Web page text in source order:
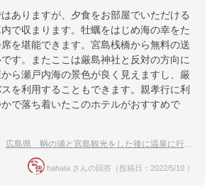
ありますが、夕食をお部屋でいただける
で収まります。牡蠣をはじめ海の幸をた
を堪能できます。宮島桟橋から無料の送
す。またここは厳島神社と反対の方向に
ら瀬戸内海の景色が良く見えますし、厳
を利用することもできます。親孝行に利
で落ち着いたこのホテルがおすすめで
広島県 鞆の浦と宮島観光をした後に温泉に行きたい。部屋食ができる温泉宿やホテルをおしえて。
hahata さんの回答（投稿日：2022/5/10 ）